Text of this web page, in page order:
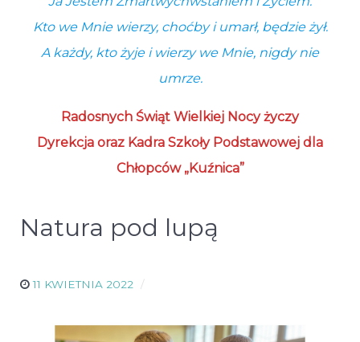
Kto we Mnie wierzy, choćby i umarł, będzie żył.
A każdy, kto żyje i wierzy we Mnie, nigdy nie
umrze.
Radosnych Świąt Wielkiej Nocy życzy
Dyrekcja oraz Kadra Szkoły Podstawowej dla
Chłopców „Kuźnica”
Natura pod lupą
11 KWIETNIA 2022